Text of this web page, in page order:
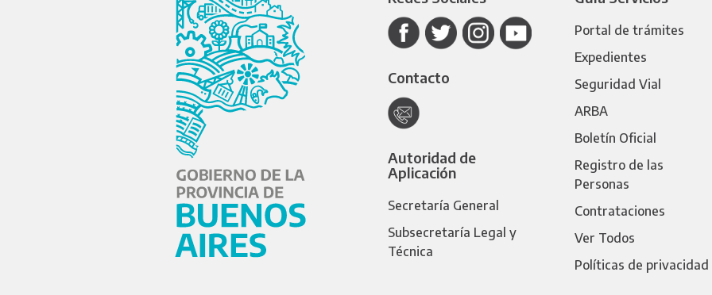
Contacto
Autoridad de
Aplicación
Secretaría General
Subsecretaría Legal y
Técnica
Portal de trámites
Expedientes
Seguridad Vial
ARBA
Boletín Oficial
Registro de las
Personas
Contrataciones
Ver Todos
Políticas de privacidad